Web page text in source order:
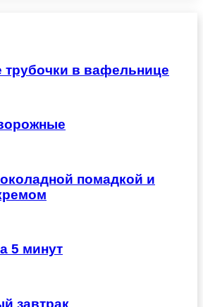
в вафельнице
помадкой и
5 минут
завтрак